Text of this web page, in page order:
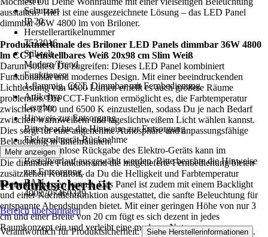
Schutzart
IP 20
Herstellerartikelnummer
7533016
Stilwelt
Modern/Trend
Funktionen
1-flammig, CCT, Dimmbar mit Fernbedienung
Artikeltyp
Leuchte
Hinweis zur Entsorgung
Bitte beachte die Hinweise zur Entsorgung
Elektroaltgerät-Rücknahme
Die kostenlose Rückgabe des Elektro-Geräts kann im
Bestellverlauf ausgewählt werden. Bitte beachte die Hinweise
zur Entsorgung.
EAN
4002707460329
ausstatten? Hier ist eine ausgezeichnete Lösung – das LED Panel
dimmbar 36W 4800 lm von Briloner.
Produktmerkmale des Briloner LED Panels dimmbar 36W 4800
lm CCT einstellbares Weiß 20x98 cm Slim Weiß
Darum solltest Du zugreifen: Dieses LED Panel kombiniert
Funktionalität und modernes Design. Mit einer beeindruckenden
Lichtleistung von 4800 Lumen erhellt es auch größere Räume
problemlos. Die CCT-Funktion ermöglicht es, die Farbtemperatur
zwischen 2700 und 6500 K einzustellen, sodass Du je nach Bedarf
zwischen warmweißem und tageslichtweißem Licht wählen kannst.
Dies sorgt für eine angenehme Atmosphäre und anpassungsfähige
Beleuchtung in Innenräumen.
Die dimmbare Funktion und die mitgelieferte Fernbedienung bieten
zusätzlichen Komfort, da Du die Helligkeit und Farbtemperatur
bequem anpassen kannst. Das Panel ist zudem mit einem Backlight
und einer Nachtlichtfunktion ausgestattet, die sanfte Beleuchtung für
entspannte Abendstunden bietet. Mit einer geringen Höhe von nur 3
cm und einer Breite von 20 cm fügt es sich dezent in jedes
Raumkonzept ein und verleiht eine moderne Note.
Mehr anzeigen
Produktsicherheit
Bereich überspringen
Verantwortlich für Produktsicherheit: Siehe Herstellerinformationen .